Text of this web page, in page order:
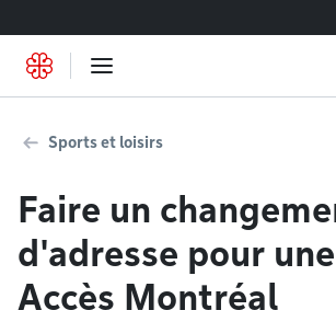
Sports et loisirs
Faire un
d'adresse pour
Accès Montréal